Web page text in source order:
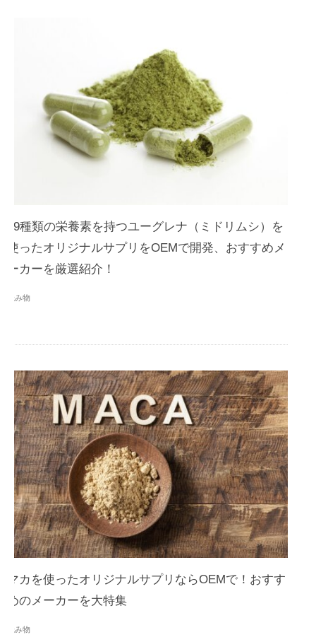
59種類の栄養素を持つユーグレナ（ミドリムシ）を
使ったオリジナルサプリをOEMで開発、おすすめメ
ーカーを厳選紹介！
読み物
マカを使ったオリジナルサプリならOEMで！おすす
めのメーカーを大特集
読み物